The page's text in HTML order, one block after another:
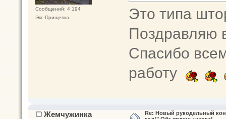
Сообщений: 4 194
Экс-Прищепка.
Это типа
Поздравляю
Спасибо
работу
Жемчужинка
Re: Новый рукодельный